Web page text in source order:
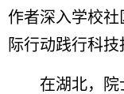
作者深入学校
际行动践行科技
在湖北，